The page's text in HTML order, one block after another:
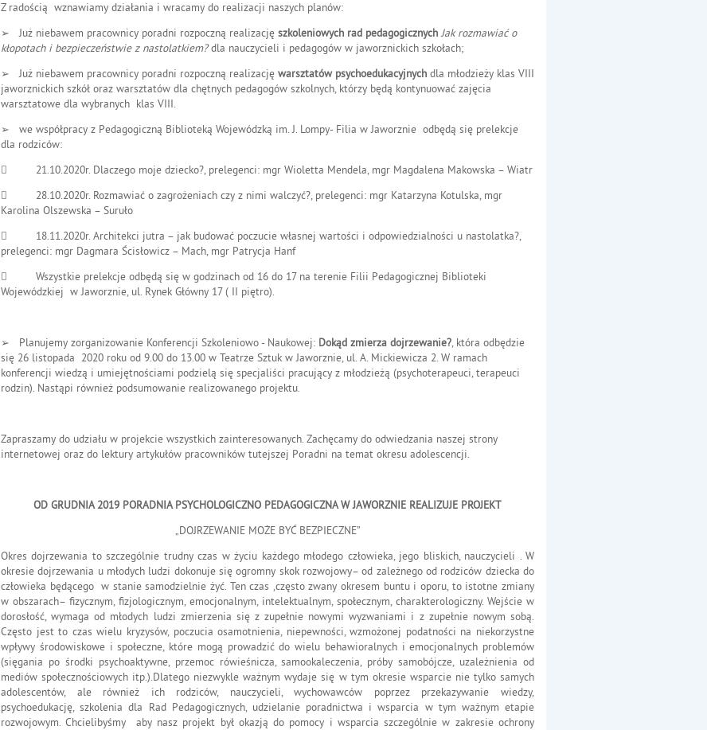
Z radością wznawiamy działania i wracamy do realizacji naszych planów:
➢
Już niebawem pracownicy poradni rozpoczną realizację szkoleniowych rad pedagogicznych Jak rozmawiać o
kłopotach i bezpieczeństwie z nastolatkiem?dla nauczycieli i pedagogów w jaworznickich szkołach;
➢
Już niebawem pracownicy poradni rozpoczną realizację warsztatów psychoedukacyjnych dla młodzieży klas VIII
jaworznickich szkół oraz warsztatów dla chętnych pedagogów szkolnych, którzy będą kontynuować zajęcia
warsztatowe dla wybranych klas VIII.
➢
we współpracy z Pedagogiczną Biblioteką Wojewódzką im. J. Lompy- Filia w Jaworznie odbędą się prelekcje
dla rodziców:

21.10.2020r. Dlaczego moje dziecko?, prelegenci: mgr Wioletta Mendela, mgr Magdalena Makowska – Wiatr

28.10.2020r. Rozmawiać o zagrożeniach czy z nimi walczyć?, prelegenci: mgr Katarzyna Kotulska, mgr
Karolina Olszewska – Suruło

18.11.2020r. Architekci jutra – jak budować poczucie własnej wartości i odpowiedzialności u nastolatka?,
prelegenci: mgr Dagmara Ścisłowicz – Mach, mgr Patrycja Hanf

Wszystkie prelekcje odbędą się w godzinach od 16 do 17 na terenie Filii Pedagogicznej Biblioteki
Wojewódzkiej w Jaworznie, ul. Rynek Główny 17 ( II piętro).
➢ Planujemy zorganizowanie Konferencji Szkoleniowo - Naukowej: Dokąd zmierza dojrzewanie?, która odbędzie
się 26 listopada 2020 roku od 9.00 do 13.00 w Teatrze Sztuk w Jaworznie, ul. A. Mickiewicza 2. W ramach
konferencji wiedzą i umiejętnościami podzielą się specjaliści pracujący z młodzieżą (psychoterapeuci, terapeuci
rodzin). Nastąpi również podsumowanie realizowanego projektu.
Zapraszamy do udziału w projekcie wszystkich zainteresowanych. Zachęcamy do odwiedzania naszej strony
internetowej oraz do lektury artykułów pracowników tutejszej Poradni na temat okresu adolescencji.
OD GRUDNIA 2019 PORADNIA PSYCHOLOGICZNO PEDAGOGICZNA W JAWORZNIE REALIZUJE PROJEKT
„DOJRZEWANIE MOŻE BYĆ BEZPIECZNE”
Okres dojrzewania to szczególnie trudny czas w życiu każdego młodego człowieka, jego bliskich, nauczycieli . W
okresie dojrzewania u młodych ludzi dokonuje się ogromny skok rozwojowy– od zależnego od rodziców dziecka do
człowieka będącego w stanie samodzielnie żyć. Ten czas ,często zwany okresem buntu i oporu, to istotne zmiany
w obszarach– fizycznym, fizjologicznym, emocjonalnym, intelektualnym, społecznym, charakterologiczny. Wejście w
dorosłość, wymaga od młodych ludzi zmierzenia się z zupełnie nowymi wyzwaniami i z zupełnie nowym sobą.
Często jest to czas wielu kryzysów, poczucia osamotnienia, niepewności, wzmożonej podatności na niekorzystne
wpływy środowiskowe i społeczne, które mogą prowadzić do wielu behawioralnych i emocjonalnych problemów
(sięgania po środki psychoaktywne, przemoc rówieśnicza, samookaleczenia, próby samobójcze, uzależnienia od
mediów społecznościowych itp.).Dlatego niezwykle ważnym wydaje się w tym okresie wsparcie nie tylko samych
adolescentów, ale również ich rodziców, nauczycieli, wychowawców poprzez przekazywanie wiedzy,
psychoedukację, szkolenia dla Rad Pedagogicznych, udzielanie poradnictwa i wsparcia w tym ważnym etapie
rozwojowym. Chcielibyśmy aby nasz projekt był okazją do pomocy i wsparcia szczególnie w zakresie ochrony